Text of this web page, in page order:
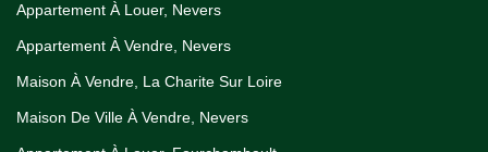
Appartement À Louer, Nevers
Appartement À Vendre, Nevers
Maison À Vendre, La Charite Sur Loire
Maison De Ville À Vendre, Nevers